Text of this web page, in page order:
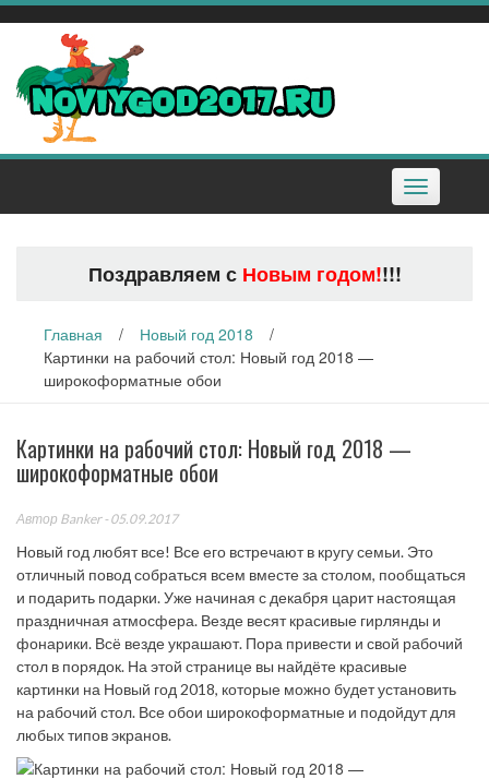
Наверх
Toggle
navigation
Поздравляем с Новым годом!!!!
Главная / Новый год 2018
/
Картинки на рабочий стол: Новый год 2018 —
широкоформатные обои
Картинки на рабочий стол: Новый год 2018 —
широкоформатные обои
Автор Banker- 05.09.2017
Новый год любят все! Все его встречают в кругу семьи. Это
отличный повод собраться всем вместе за столом, пообщаться
и подарить подарки. Уже начиная с декабря царит настоящая
праздничная атмосфера. Везде весят красивые гирлянды и
фонарики. Всё везде украшают. Пора привести и свой рабочий
стол в порядок. На этой странице вы найдёте красивые
картинки на Новый год 2018, которые можно будет установить
на рабочий стол. Все обои широкоформатные и подойдут для
любых типов экранов.